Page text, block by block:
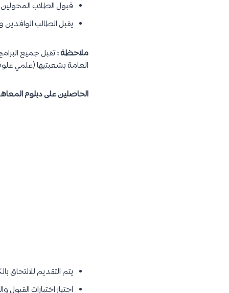
قبول الطلاب
يقبل الطالب
ملاحظة :تقبل جميع
العامة بشعبتيها (علمي
الحاصلين على دبلوم
يتم التقديم
اجتياز اختبارات